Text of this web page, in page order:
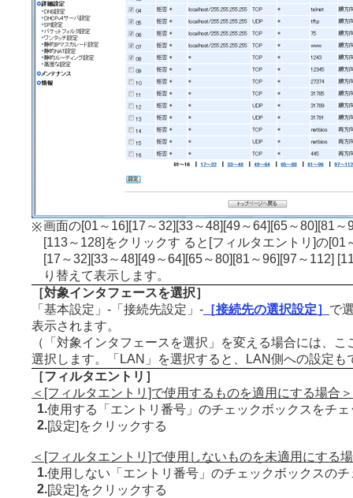
※画面の[01～16][17～32][33～48][49～64][65～80][81～
[113～128]をクリックす ると[フィルタエントリ]の[01
[17～32][33～48][49～64][65～80][81～96][97～112]
り替えて表示します。
［対象インタフェースを選択］
「基本設定」-「接続先設定」- ［接続先の選択設定］ で
表示されます。
（「対象インタフェースを選択」を変える場合には、こ
選択します。「LAN」を選択すると、LAN側への設定も
［フィルタエントリ］
＜[フィルタエントリ]で使用するものを適用にする場合＞
1.使用する「エントリ番号」のチェックボックスをチェ
2. [設定]をクリックする
＜[フィルタエントリ]で使用しないものを未適用にする
1.使用しない「エントリ番号」のチェックボックスの
2. [設定]をクリックする